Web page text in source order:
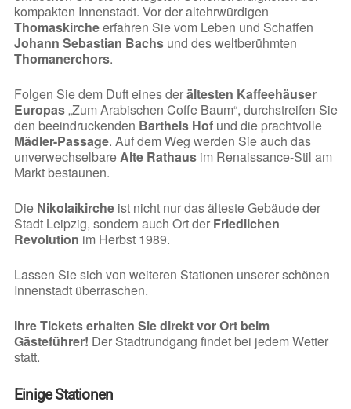
kompakten Innenstadt. Vor der altehrwürdigen
Thomaskircheerfahren Sie vom Leben und Schaffen
Johann Sebastian Bachsund des weltberühmten
Thomanerchors.
Folgen Sie dem Duft eines derältesten Kaffeehäuser
Europas„Zum Arabischen Coffe Baum“, durchstreifen Sie
den beeindruckenden Barthels Hofund die prachtvolle
Mädler-Passage. Auf dem Weg werden Sie auch das
unverwechselbareAlte Rathausim Renaissance-Stil am
Markt bestaunen.
Die Nikolaikircheist nicht nur das älteste Gebäude der
Stadt Leipzig, sondern auch Ort der Friedlichen
Revolution im Herbst 1989.
Lassen Sie sich von weiteren Stationen unserer schönen
Innenstadt überraschen.
Ihre Tickets erhalten Sie direkt vor Ort beim
Gästeführer! Der Stadtrundgang findet bei jedem Wetter
statt.
Einige Stationen